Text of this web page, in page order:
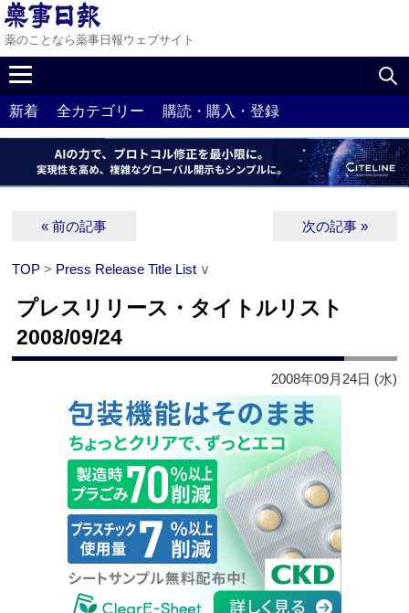
薬のことなら薬事日報ウェブサイト
新着 全カテゴリー 購読・購入・登録
« 前の記事 次の記事 »
TOP > Press Release Title List ∨
プレスリリース・タイトルリスト
2008/09/24
2008年09月24日 (水)